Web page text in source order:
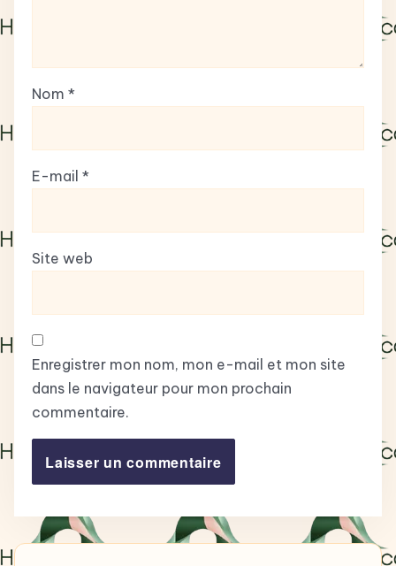
Nom *
E-mail *
Site web
Enregistrer mon nom, mon e-mail et mon site
dans le navigateur pour mon prochain
commentaire.